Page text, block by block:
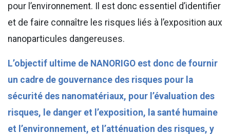
pour l’environnement. Il est donc essentiel d’identifier
et de faire connaître les risques liés à l’exposition aux
nanoparticules dangereuses.
L’objectif ultime de NANORIGO est donc de fournir
un cadre de gouvernance des risques pour la
sécurité des nanomatériaux, pour l’évaluation des
risques, le danger et l’exposition, la santé humaine
et l’environnement, et l’atténuation des risques, y